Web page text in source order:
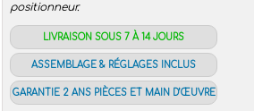
positionneur.
LIVRAISON SOUS 7 À 14 JOURS
ASSEMBLAGE & RÉGLAGES INCLUS
GARANTIE 2 ANS PIÈCES ET MAIN D’ŒUVRE